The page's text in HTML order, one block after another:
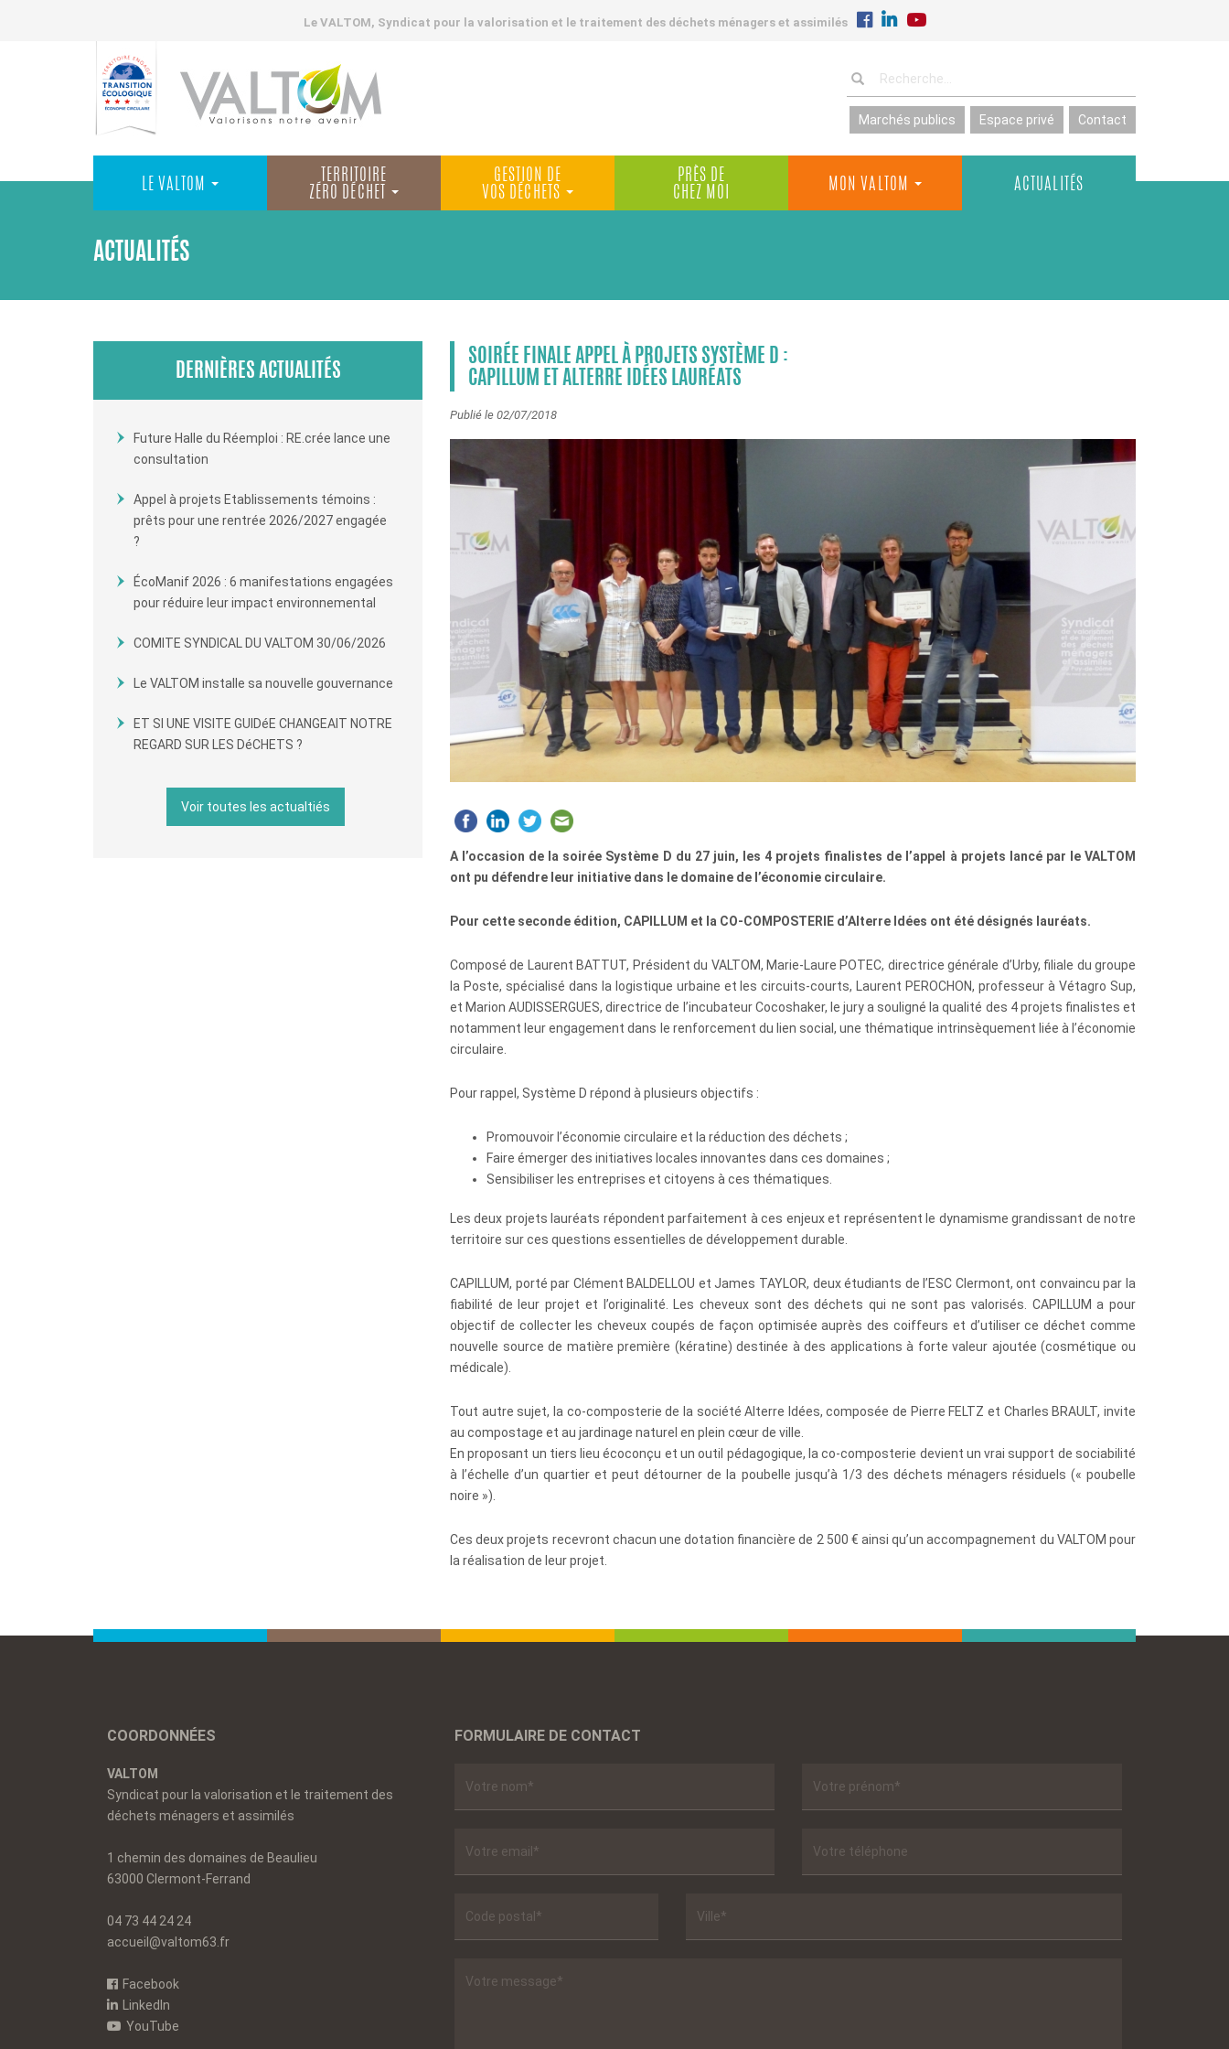
Le VALTOM, Syndicat pour la valorisation et le traitement des déchets ménagers et assimilés
Marchés publics Espace privé Contact
LE VALTOM
TERRITOIRE
ZÉRO DÉCHET
GESTION DE
VOS DÉCHETS
PRÈS DE
CHEZ MOI
MON VALTOM ACTUALITÉS
ACTUALITÉS
DERNIÈRES ACTUALITÉS
Future Halle du Réemploi : RE.crée lance une
consultation
Appel à projets Etablissements témoins :
prêts pour une rentrée 2026/2027 engagée
?
ÉcoManif 2026 : 6 manifestations engagées
pour réduire leur impact environnemental
COMITE SYNDICAL DU VALTOM 30/06/2026
Le VALTOM installe sa nouvelle gouvernance
ET SI UNE VISITE GUIDéE CHANGEAIT NOTRE
REGARD SUR LES DéCHETS ?
Voir toutes les actualtiés
SOIRÉE FINALE APPEL À PROJETS SYSTÈME D :
CAPILLUM ET ALTERRE IDÉES LAURÉATS
Publié le 02/07/2018
A l’occasion de la soirée Système D du 27 juin, les 4 projets finalistes de l’appel à projets lancé par le VALTOM
ont pu défendre leur initiative dans le domaine de l’économie circulaire.
Pour cette seconde édition, CAPILLUM et la CO-COMPOSTERIE d’Alterre Idées ont été désignés lauréats.
Composé de Laurent BATTUT, Président du VALTOM, Marie-Laure POTEC, directrice générale d’Urby, filiale du groupe
la Poste, spécialisé dans la logistique urbaine et les circuits-courts, Laurent PEROCHON, professeur à Vétagro Sup,
et Marion AUDISSERGUES, directrice de l’incubateur Cocoshaker, le jury a souligné la qualité des 4 projets finalistes et
notamment leur engagement dans le renforcement du lien social, une thématique intrinsèquement liée à l’économie
circulaire.
Pour rappel, Système D répond à plusieurs objectifs :
Promouvoir l’économie circulaire et la réduction des déchets ;
Faire émerger des initiatives locales innovantes dans ces domaines ;
Sensibiliser les entreprises et citoyens à ces thématiques.
Les deux projets lauréats répondent parfaitement à ces enjeux et représentent le dynamisme grandissant de notre
territoire sur ces questions essentielles de développement durable.
CAPILLUM, porté par Clément BALDELLOU et James TAYLOR, deux étudiants de l’ESC Clermont, ont convaincu par la
fiabilité de leur projet et l’originalité. Les cheveux sont des déchets qui ne sont pas valorisés. CAPILLUM a pour
objectif de collecter les cheveux coupés de façon optimisée auprès des coiffeurs et d’utiliser ce déchet comme
nouvelle source de matière première (kératine) destinée à des applications à forte valeur ajoutée (cosmétique ou
médicale).
Tout autre sujet, la co-composterie de la société Alterre Idées, composée de Pierre FELTZ et Charles BRAULT, invite
au compostage et au jardinage naturel en plein cœur de ville.
En proposant un tiers lieu écoconçu et un outil pédagogique, la co-composterie devient un vrai support de sociabilité
à l’échelle d’un quartier et peut détourner de la poubelle jusqu’à 1/3 des déchets ménagers résiduels (« poubelle
noire »).
Ces deux projets recevront chacun une dotation financière de 2 500 € ainsi qu’un accompagnement du VALTOM pour
la réalisation de leur projet.
COORDONNÉES
VALTOM
Syndicat pour la valorisation et le traitement des
déchets ménagers et assimilés
1 chemin des domaines de Beaulieu
63000 Clermont-Ferrand
04 73 44 24 24
accueil@valtom63.fr
Facebook
LinkedIn
YouTube
FORMULAIRE DE CONTACT